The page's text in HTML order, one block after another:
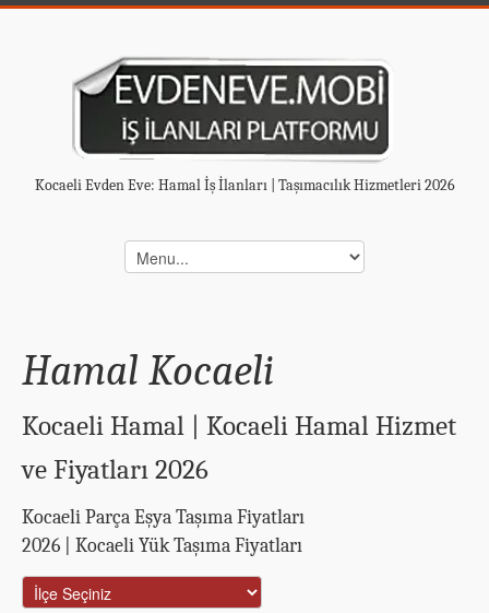
Kocaeli Evden Eve: Hamal İş İlanları | Taşımacılık Hizmetleri 2026
Hamal Kocaeli
Kocaeli Hamal | Kocaeli Hamal Hizmet
ve Fiyatları 2026
Kocaeli Parça Eşya Taşıma Fiyatları
2026 | Kocaeli Yük Taşıma Fiyatları